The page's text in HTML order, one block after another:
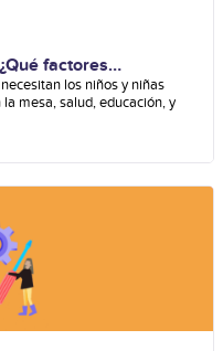
factores
los niños y niñas
mesa, salud, educación, y